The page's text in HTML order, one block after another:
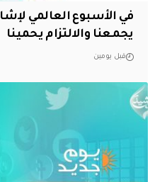
في الأسبوع العالمي
يجمعنا والالتزام يحمينا
قبل يومين